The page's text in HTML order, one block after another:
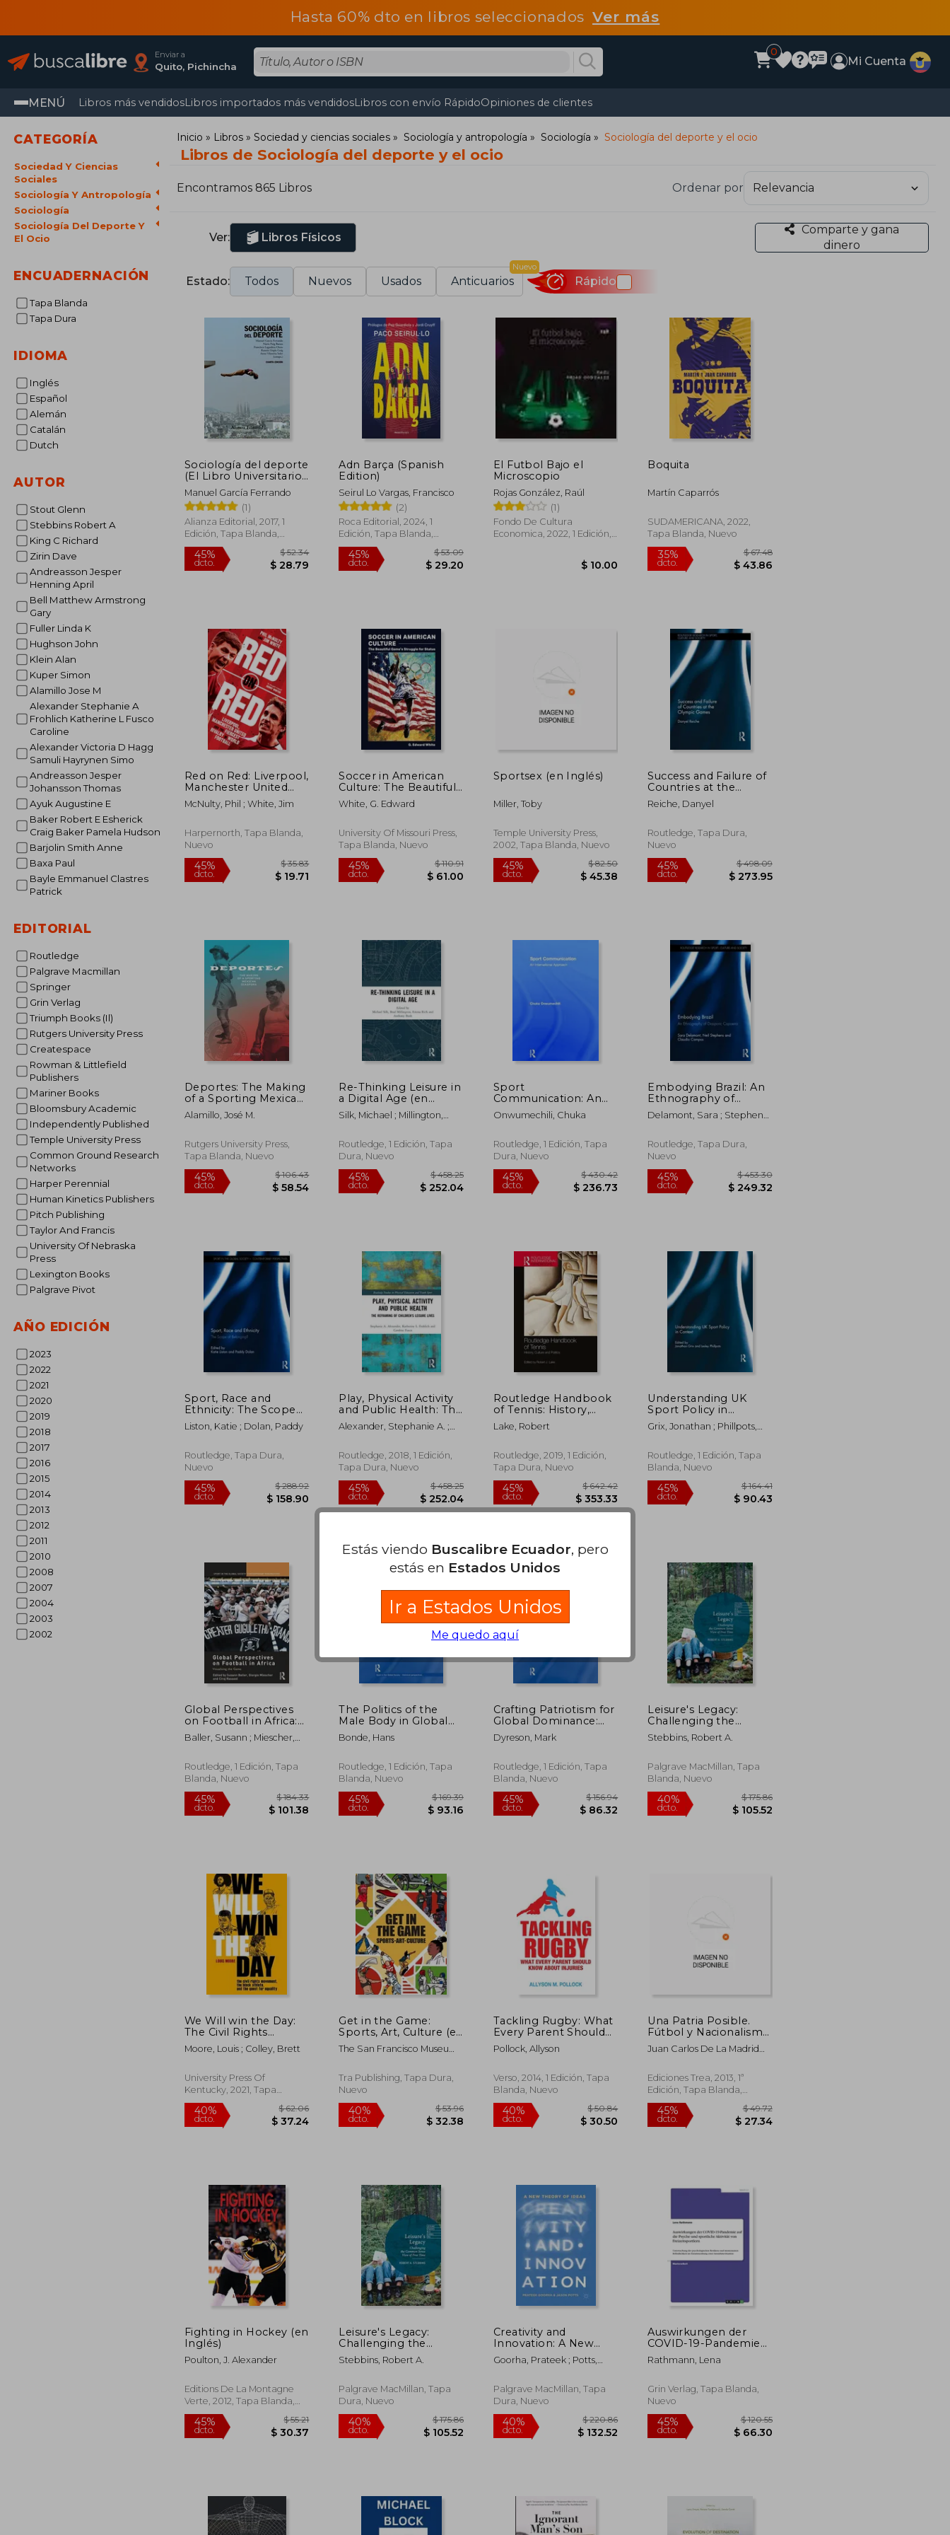
Hasta 60% dto en libros seleccionadosVer más
Enviar a
Quito, Pichincha
0
Mi Cuenta
MENÚ Libros más vendidosLibros importados más vendidosLibros con envío RápidoOpiniones de clientes
CATEGORÍA
Sociedad Y Ciencias
Sociales
Sociología Y Antropología
Sociología
Sociología Del Deporte Y
El Ocio
ENCUADERNACIÓN
Tapa Blanda
Tapa Dura
IDIOMA
Inglés
Español
Alemán
Catalán
Dutch
AUTOR
Stout Glenn
Stebbins Robert A
King C Richard
Zirin Dave
Andreasson Jesper
Henning April
Bell Matthew Armstrong
Gary
Fuller Linda K
Hughson John
Klein Alan
Kuper Simon
Alamillo Jose M
Alexander Stephanie A
Frohlich Katherine L Fusco
Caroline
Alexander Victoria D Hagg
Samuli Hayrynen Simo
Andreasson Jesper
Johansson Thomas
Ayuk Augustine E
Baker Robert E Esherick
Craig Baker Pamela Hudson
Barjolin Smith Anne
Baxa Paul
Bayle Emmanuel Clastres
Patrick
EDITORIAL
Routledge
Palgrave Macmillan
Springer
Grin Verlag
Triumph Books (Il)
Rutgers University Press
Createspace
Rowman & Littlefield
Publishers
Mariner Books
Bloomsbury Academic
Independently Published
Temple University Press
Common Ground Research
Networks
Harper Perennial
Human Kinetics Publishers
Pitch Publishing
Taylor And Francis
University Of Nebraska
Press
Lexington Books
Palgrave Pivot
AÑO EDICIÓN
2023
2022
2021
2020
2019
2018
2017
2016
2015
2014
2013
2012
2011
2010
2008
2007
2004
2003
2002
Inicio Libros Sociedad y ciencias sociales Sociología y antropología Sociología Sociología del deporte y el ocio
Libros de Sociología del deporte y el ocio
Encontramos 865 Libros Ordenar por
Ver: Libros Físicos
Comparte y gana
dinero
Estado: Todos Nuevos Usados Anticuarios
Nuevo
Rápido
Sociología del deporte
(El Libro Universitario
- Manuales)
Manuel García Ferrando
(1)
Alianza Editorial, 2017, 1
Edición, Tapa Blanda,
Nuevo
Adn Barça (Spanish
Edition)
Seirul Lo Vargas, Francisco
(2)
Roca Editorial, 2024, 1
Edición, Tapa Blanda,
Nuevo
El Futbol Bajo el
Microscopio
Rojas González, Raúl
(1)
Fondo De Cultura
Economica, 2022, 1 Edición,
$ 10.00
Boquita
Martín Caparrós
SUDAMERICANA, 2022,
Tapa Blanda, Nuevo
Red on Red: Liverpool,
Manchester United
and the Fiercest
Rivalry in World
McNulty, Phil ; White, Jim
Harpernorth, Tapa Blanda,
Nuevo
45%
dcto.
Soccer in American
Culture: The Beautiful
Game's Struggle for
Status (en Inglés)
White, G. Edward
University Of Missouri Press,
Tapa Blanda, Nuevo
45%
dcto.
Sportsex (en Inglés)
Miller, Toby
Temple University Press,
2002, Tapa Blanda, Nuevo
45% $ 82.50
$ 45.38
Success and Failure of
Countries at the
Olympic Games (en
Inglés)
Reiche, Danyel
Routledge, Tapa Dura,
Nuevo
45%
dcto.
Deportes: The Making
of a Sporting Mexican
Diaspora (en Inglés)
Alamillo, José M.
Rutgers University Press,
Tapa Blanda, Nuevo
45%
Re-Thinking Leisure in
a Digital Age (en
Inglés)
Silk, Michael ; Millington,
Routledge, 1 Edición, Tapa
Dura, Nuevo
45%
dcto.
Sport
Communication: An
International
Approach (en Inglés)
Onwumechili, Chuka
Routledge, 1 Edición, Tapa
Dura, Nuevo
45%
dcto.
$ 430.42
Embodying Brazil: An
Ethnography of
Diasporic Capoeira (en
Inglés)
Delamont, Sara ; Stephens,
Routledge, Tapa Dura,
Nuevo
45%
dcto.
Sport, Race and
Ethnicity: The Scope
of Belonging? (en
Inglés)
Liston, Katie ; Dolan, Paddy
Routledge, Tapa Dura,
Nuevo
45%
dcto. $ 158.90
Play, Physical Activity
and Public Health: The
Reframing of
Children's Leisure
Alexander, Stephanie A. ;
Fusco, Caroline
Routledge, 2018, 1 Edición,
Tapa Dura, Nuevo
dcto. $ 252.04
Routledge Handbook
of Tennis: History,
Culture and Politics
(en Inglés)
Lake, Robert
Routledge, 2019, 1 Edición,
Tapa Dura, Nuevo
dcto.
$ 642.42
$ 353.33
Understanding UK
Sport Policy in
Context (en Inglés)
Grix, Jonathan ; Phillpots,
Routledge, 1 Edición, Tapa
Blanda, Nuevo
45%
dcto.
Global Perspectives
on Football in Africa:
Visualising the Game
(en Inglés)
Baller, Susann ; Miescher,
Routledge, 1 Edición, Tapa
Blanda, Nuevo
45%
The Politics of the
Male Body in Global
Sport: The Danish
Involvement (en
Bonde, Hans
Routledge, 1 Edición, Tapa
Blanda, Nuevo
45%
Crafting Patriotism for
Global Dominance:
America at the
Olympics (en Inglés)
Dyreson, Mark
Routledge, 1 Edición, Tapa
Blanda, Nuevo
45% $ 156.94
Leisure's Legacy:
Challenging the
Common Sense View
of Free Time (en
Stebbins, Robert A.
Palgrave MacMillan, Tapa
Blanda, Nuevo
40%
We Will win the Day:
The Civil Rights
Movement, the Black
Athlete, and the Quest
Sports) (en Inglés)
Moore, Louis ; Colley, Brett
University Press Of
Kentucky, 2021, Tapa
Blanda, Nuevo
40%
dcto.
$ 62.06
$ 37.24
Get in the Game:
Sports, Art, Culture (en
Inglés)
The San Francisco Museum
Rapinoe, Megan
Tra Publishing, Tapa Dura,
Nuevo
40%
dcto.
$ 53.96
$ 32.38
Tackling Rugby: What
Every Parent Should
Know about Injuries
(en Inglés)
Pollock, Allyson
Verso, 2014, 1 Edición, Tapa
Blanda, Nuevo
40%
dcto.
$ 50.84
$ 30.50
Una Patria Posible.
Fútbol y Nacionalismo
en España (Trea
Ensayos)
Juan Carlos De La Madrid
Ediciones Trea, 2013, 1ª
Edición, Tapa Blanda,
Nuevo
45%
Fighting in Hockey (en
Inglés)
Poulton, J. Alexander
Editions De La Montagne
Verte, 2012, Tapa Blanda,
Nuevo
Leisure's Legacy:
Challenging the
Common Sense View
of Free Time (en
Stebbins, Robert A.
Palgrave MacMillan, Tapa
Dura, Nuevo
Creativity and
Innovation: A New
Theory of Ideas (en
Inglés)
Goorha, Prateek ; Potts,
Palgrave MacMillan, Tapa
Dura, Nuevo
Auswirkungen der
COVID-19-Pandemie
auf die Psyche und
sportliche Aktivität
Untersuchung der
psychologischen
(en Alemán)
Rathmann, Lena
Grin Verlag, Tapa Blanda,
Nuevo
Estás viendo Buscalibre Ecuador, pero
estás en Estados Unidos
Ir a Estados Unidos
Me quedo aquí